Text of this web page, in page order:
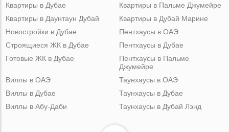
Квартиры в Дубае
Квартиры в Даунтаун Дубай
Квартиры в Пальме Джумейре
Квартиры в Дубай Марине
Новостройки в Дубае
Строящиеся ЖК в Дубае
Готовые ЖК в Дубае
Пентхаусы в ОАЭ
Пентхаусы в Дубае
Пентхаусы в Пальме
Джумейре
Виллы в ОАЭ
Виллы в Дубае
Виллы в Абу-Даби
Таунхаусы в ОАЭ
Таунхаусы в Дубае
Таунхаусы в Дубай Лэнд